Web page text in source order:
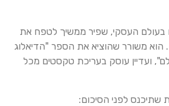
בעולם העסקי, שפיר ממשיך לטפח את
הוא משורר שהוציא את הספר "הדיאלוג
ועדיין עוסק בעריכת טקסטים מכל
לפני הסיכום: